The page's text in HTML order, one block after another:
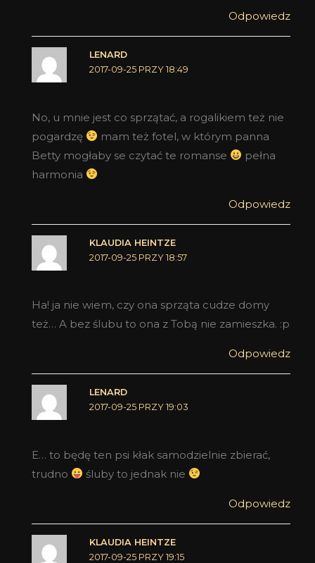
Odpowiedz
LENARD
2017-09-25 PRZY 18:49
No, u mnie jest co sprzątać, a rogalikiem też nie
pogardzę
mam też fotel, w którym panna
Betty mogłaby se czytać te romanse
pełna
harmonia
Odpowiedz
KLAUDIA HEINTZE
2017-09-25 PRZY 18:57
Ha! ja nie wiem, czy ona sprząta cudze domy
też… A bez ślubu to ona z Tobą nie zamieszka. :p
Odpowiedz
LENARD
2017-09-25 PRZY 19:03
E… to będę ten psi kłak samodzielnie zbierać,
trudno
śluby to jednak nie
Odpowiedz
KLAUDIA HEINTZE
2017-09-25 PRZY 19:15